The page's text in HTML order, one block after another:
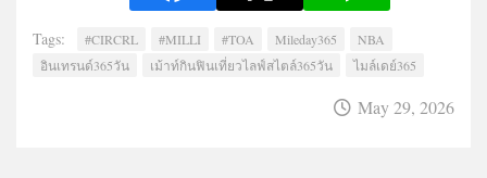
Tags: #CIRCRL #MILLI #TOA Mileday365
NBA
อินเทรนด์365วัน
เม้าท์กินฟินเที่ยวไลฟ์สไตล์365วัน ไมล์เดย์365
May 29, 2026